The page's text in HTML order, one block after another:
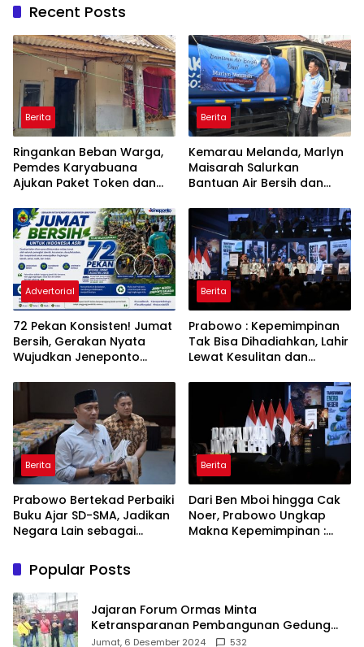
Recent Posts
Berita
Ringankan Beban Warga,
Pemdes Karyabuana
Ajukan Paket Token dan
PLN
Berita
Kemarau Melanda, Marlyn
Maisarah Salurkan
Bantuan Air Bersih dan
Babakan Madang
Advertorial
72 Pekan Konsisten! Jumat
Bersih, Gerakan Nyata
Wujudkan Jeneponto
ASRI
Berita
Prabowo : Kepemimpinan
Tak Bisa Dihadiahkan, Lahir
Lewat Kesulitan dan
Berita
Prabowo Bertekad Perbaiki
Buku Ajar SD-SMA, Jadikan
Negara Lain sebagai
Berita
Dari Ben Mboi hingga Cak
Noer, Prabowo Ungkap
Makna Kepemimpinan :
Popular Posts
Jajaran Forum Ormas Minta
Ketransparanan Pembangunan Gedung
Damkar Di Kecamatan Cisoka
Jumat, 6 Desember 2024 532